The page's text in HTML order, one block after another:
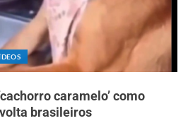
caramelo’ como
brasileiros